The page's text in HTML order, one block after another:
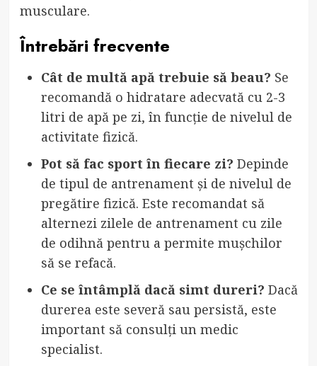
musculare.
Întrebări frecvente
Cât de multă apă trebuie să beau? Se
recomandă o hidratare adecvată cu 2-3
litri de apă pe zi, în funcție de nivelul de
activitate fizică.
Pot să fac sport în fiecare zi? Depinde
de tipul de antrenament și de nivelul de
pregătire fizică. Este recomandat să
alternezi zilele de antrenament cu zile
de odihnă pentru a permite mușchilor
să se refacă.
Ce se întâmplă dacă simt dureri? Dacă
durerea este severă sau persistă, este
important să consulți un medic
specialist.